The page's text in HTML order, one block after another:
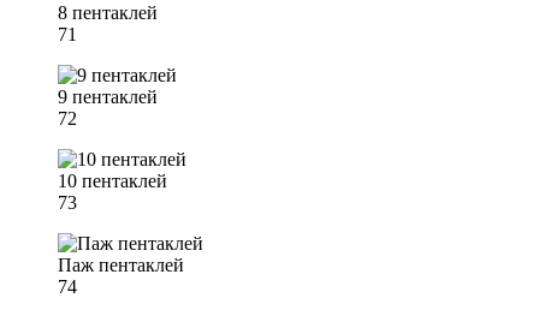
8 пентаклей
71
9 пентаклей
72
10 пентаклей
73
Паж пентаклей
74